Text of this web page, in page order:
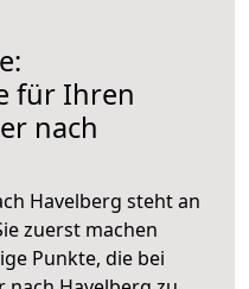
für Ihren
nach
Havelberg steht an
zuerst machen
Punkte, die bei